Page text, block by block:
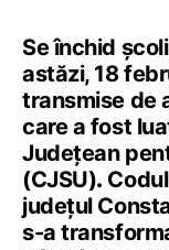
Se închid
astăzi, 18
transmise de
care a fost
Județean
(CJSU).
județul
s-a